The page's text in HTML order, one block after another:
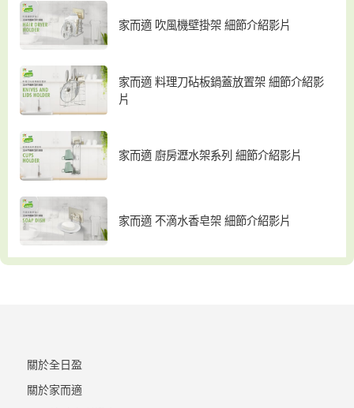
家而適 吹風機壁掛架 細節介紹影片
家而適 料理刀砧板鍋蓋放置架 細節介紹影
片
家而適 廚房瀝水架系列 細節介紹影片
家而適 不滴水香皂架 細節介紹影片
關於全日盈
關於家而適